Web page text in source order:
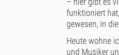
funktioniert
gewesen, in
Heute wohne
und Musiker